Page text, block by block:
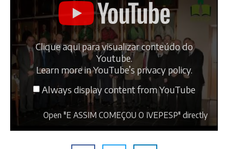
Clique aqui para visualizar conteúdo do
Youtube.
Learn more inYouTube’s privacy policy.
Always display content from YouTube
Open "E ASSIM COMEÇOU O IVEPESP" directly